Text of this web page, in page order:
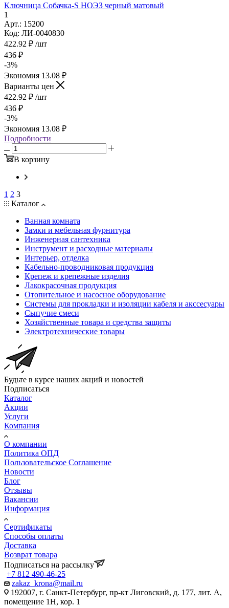
Ключница Собачка-S НОЭЗ черный матовый
1
Арт.: 15200
Код: ЛИ-0040830
422.92 ₽ /шт
436 ₽
-3%
Экономия 13.08 ₽
Варианты цен
422.92 ₽ /шт
436 ₽
-3%
Экономия 13.08 ₽
Подробности
В корзину
1 2 3
Каталог
Ванная комната
Замки и мебельная фурнитура
Инженерная сантехника
Инструмент и расходные материалы
Интерьер, отделка
Кабельно-проводниковая продукция
Крепеж и крепежные изделия
Лакокрасочная продукция
Отопительное и насосное оборудование
Системы для прокладки и изоляции кабеля и акссесуары
Сыпучие смеси
Хозяйственные товара и средства защиты
Электротехнические товары
Будьте в курсе наших акций и новостей
Подписаться
Каталог
Акции
Услуги
Компания
О компании
Политика ОПД
Пользовательское Соглашение
Новости
Блог
Отзывы
Вакансии
Информация
Сертификаты
Способы оплаты
Доставка
Возврат товара
Подписаться на рассылку
+7 812 490-46-25
zakaz_krona@mail.ru
192007, г. Санкт-Петербург, пр-кт Лиговский, д. 177, лит. А,
помещение 1Н, кор. 1